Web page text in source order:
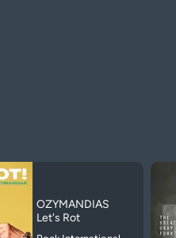
OZYMANDIAS
Let's Rot